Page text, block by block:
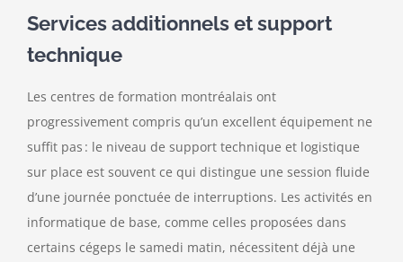
Services additionnels et support
technique
Les centres de formation montréalais ont
progressivement compris qu’un excellent équipement ne
suffit pas : le niveau de support technique et logistique
sur place est souvent ce qui distingue une session fluide
d’une journée ponctuée de interruptions. Les activités en
informatique de base, comme celles proposées dans
certains cégeps le samedi matin, nécessitent déjà une